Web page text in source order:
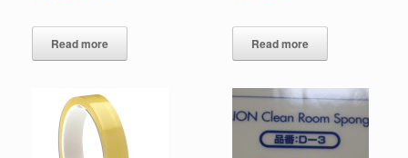
Read more Read more